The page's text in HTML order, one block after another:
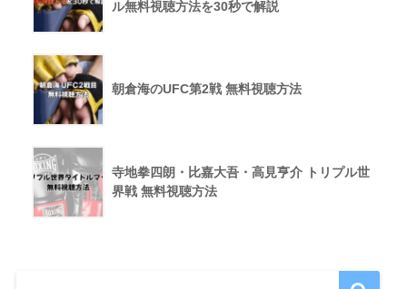
ル無料視聴方法を30秒で解説
朝倉海のUFC第2戦 無料視聴方法
寺地拳四朗・比嘉大吾・高見亨介 トリプル世
界戦 無料視聴方法